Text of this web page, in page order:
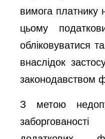
вимога платнику
цьому
обліковуватися
внаслідок
законодавством
З метою